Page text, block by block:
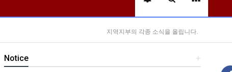
지역지부의 각종 소식을 올립니다.
+
Notice